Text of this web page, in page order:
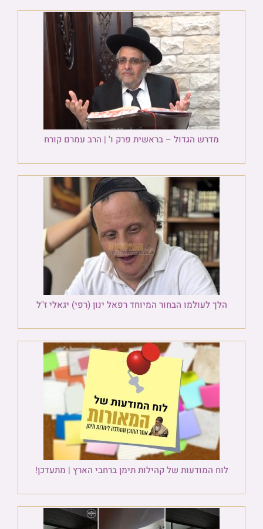
מדרש הגדול – בראשית פרק ו' | הרב עמרם קורח
הלך לעולמו הבחור המיוחד רפאל ינון (רפי) יגאלי ז"ל
לוח המודעות של קהילות תימן ברחבי הארץ | מתעדכן!